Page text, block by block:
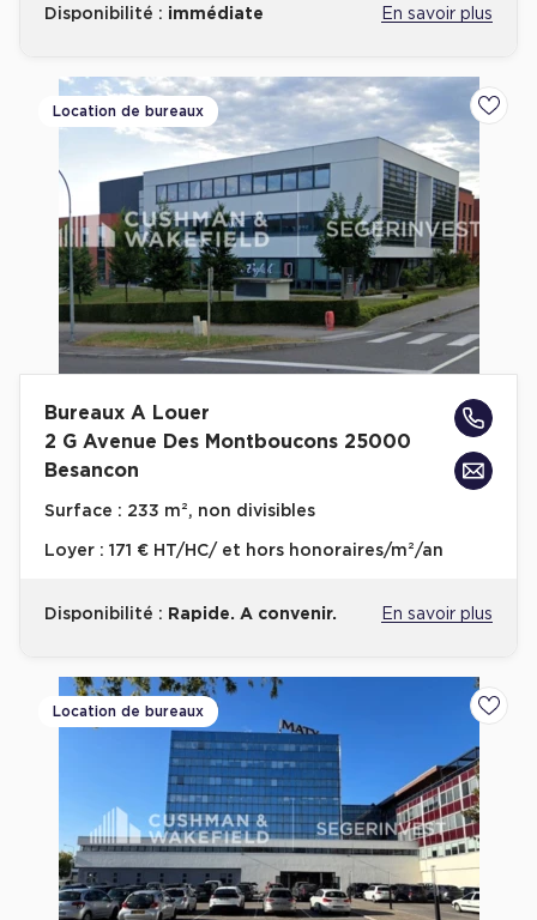
Disponibilité : immédiate En savoir plus
Location de bureaux
Bureaux A Louer
2 G Avenue Des Montboucons 25000
Besancon
Surface : 233 m², non divisibles
Loyer : 171 € HT/HC/ et hors honoraires/m²/an
Disponibilité : Rapide. A convenir. En savoir plus
Location de bureaux